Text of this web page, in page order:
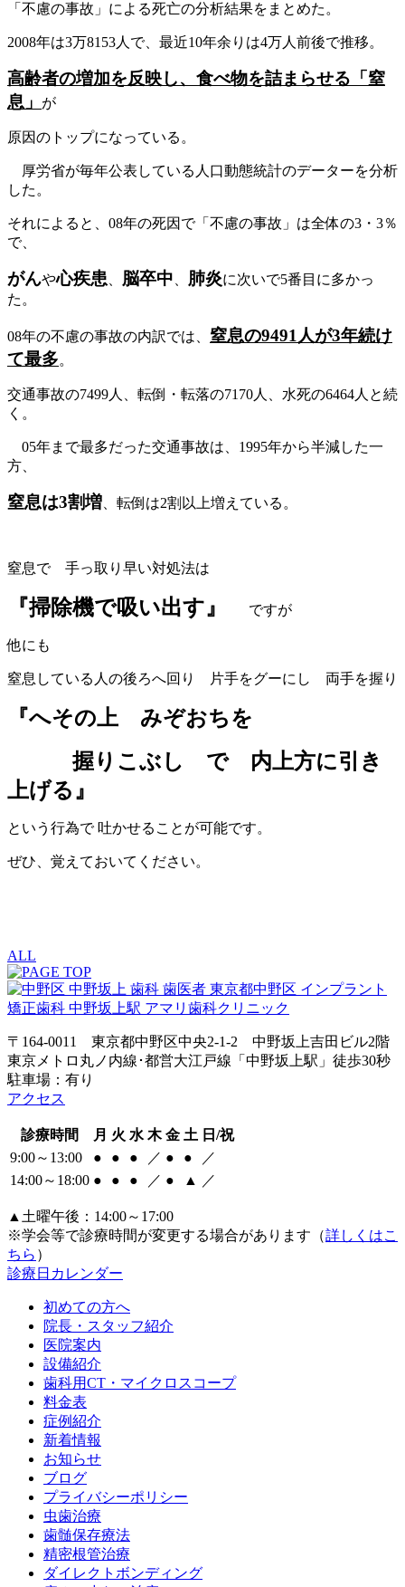
「不慮の事故」による死亡の分析結果をまとめた。
2008年は3万8153人で、最近10年余りは4万人前後で推移。
高齢者の増加を反映し、食べ物を詰まらせる「窒
息」
が
原因のトップになっている。
厚労省が毎年公表している人口動態統計のデーターを分析
した。
それによると、08年の死因で「不慮の事故」は全体の3・3％
で、
がんや心疾患 脳卒中 肺炎に次いで5番目に多かっ
た。
08年の不慮の事故の内訳では、 窒息の9491人が3年続け
て最多。
交通事故の7499人、転倒・転落の7170人、水死の6464人と続
く。
05年まで最多だった交通事故は、1995年から半減した一
方、
窒息は3割増 、転倒は2割以上増えている。
窒息で 手っ取り早い対処法は
『掃除機で吸い出す』 ですが
他にも
窒息している人の後ろへ回り 片手をグーにし 両手を握り
『へその上 みぞおちを
握りこぶし で 内上方に引き
上げる』
という行為で 吐かせることが可能です。
ぜひ、覚えておいてください。
ALL
〒164-0011 東京都中野区中央2-1-2 中野坂上吉田ビル2階
東京メトロ丸ノ内線･都営大江戸線「中野坂上駅」徒歩30秒
駐車場：有り
アクセス
診療時間 月 火 水 木 金 土 日/祝
9:00～13:00
● ● ● ／ ● ●
／
14:00～18:00 ● ● ● ／ ● ▲ ／
▲土曜午後：14:00～17:00
※学会等で診療時間が変更する場合があります（詳しくはこ
ちら ）
診療日カレンダー
初めての方へ
院長・スタッフ紹介
医院案内
設備紹介
歯科用CT・マイクロスコープ
料金表
症例紹介
新着情報
お知らせ
ブログ
プライバシーポリシー
虫歯治療
歯髄保存療法
精密根管治療
ダイレクトボンディング